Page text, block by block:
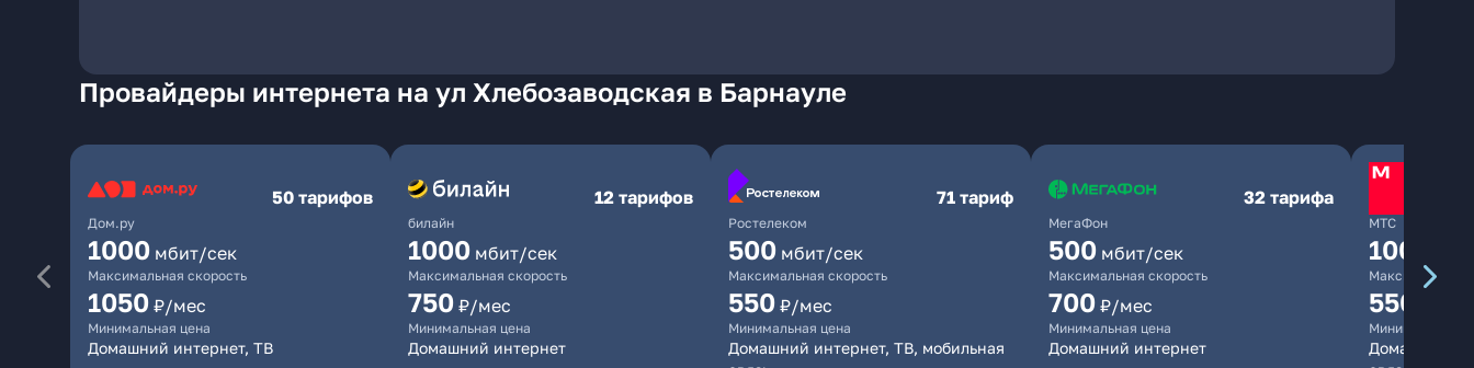
Провайдеры интернета на ул Хлебозаводская в Барнауле
Дом.ру
50 тарифов
1000 мбит/сек
Максимальная скорость
1050 ₽/мес
Минимальная цена
Домашний интернет, ТВ
билайн
12 тарифов
1000 мбит/сек
Максимальная скорость
750 ₽/мес
Минимальная цена
Домашний интернет
Ростелеком
71 тариф
500 мбит/сек
Максимальная скорость
550 ₽/мес
Минимальная цена
Домашний интернет, ТВ, мобильная
МегаФон
32 тарифа
500 мбит/сек
Максимальная скорость
700 ₽/мес
Минимальная цена
Домашний интернет
МТС
1000
Максимальная
550
Минимальная
Домашний